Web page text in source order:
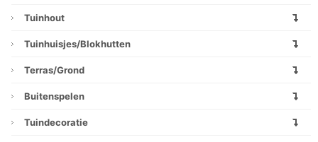
Tuinhout
Tuinhuisjes/blokhutten
Terras/grond
Buitenspelen
Tuindecoratie